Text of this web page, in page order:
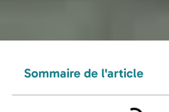
Sommaire de l'article